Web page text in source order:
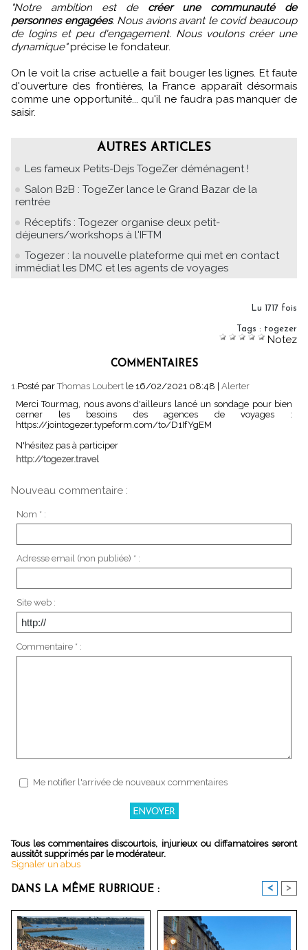
"Notre ambition est de créer une communauté de
personnes engagées. Nous avions avant le covid beaucoup
de logins et peu d'engagement. Nous voulons créer une
dynamique"précise le fondateur.
On le voit la crise actuelle a fait bouger les lignes. Et faute
d'ouverture des frontières, la France apparaît désormais
comme une opportunité... qu'il ne faudra pas manquer de
saisir.
AUTRES ARTICLES
Les fameux Petits-Dejs TogeZer déménagent !
Salon B2B : TogeZer lance le Grand Bazar de la
rentrée
Réceptifs : Togezer organise deux petit-
déjeuners/workshops à l'IFTM
Togezer : la nouvelle plateforme qui met en contact
immédiat les DMC et les agents de voyages
Lu 1717 fois
Tags : togezer
Notez
COMMENTAIRES
1. Posté parThomas Loubert le 16/02/2021 08:48 | Alerter
Merci Tourmag, nous avons d'ailleurs lancé un sondage pour bien
cerner les besoins des agences de voyages :
https://jointogezer.typeform.com/to/D1IfYgEM
N'hésitez pas à participer
http://togezer.travel
Nouveau commentaire :
Nom * :
Adresse email (non publiée) * :
Site web :
Commentaire * :
Me notifier l'arrivée de nouveaux commentaires
Tous les commentaires discourtois, injurieux ou diffamatoires seront
aussitôt supprimés par le modérateur.
Signaler un abus
DANS LA MÊME RUBRIQUE : < >